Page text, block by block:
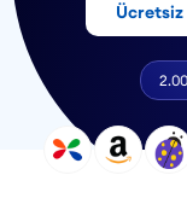
Ücretsiz